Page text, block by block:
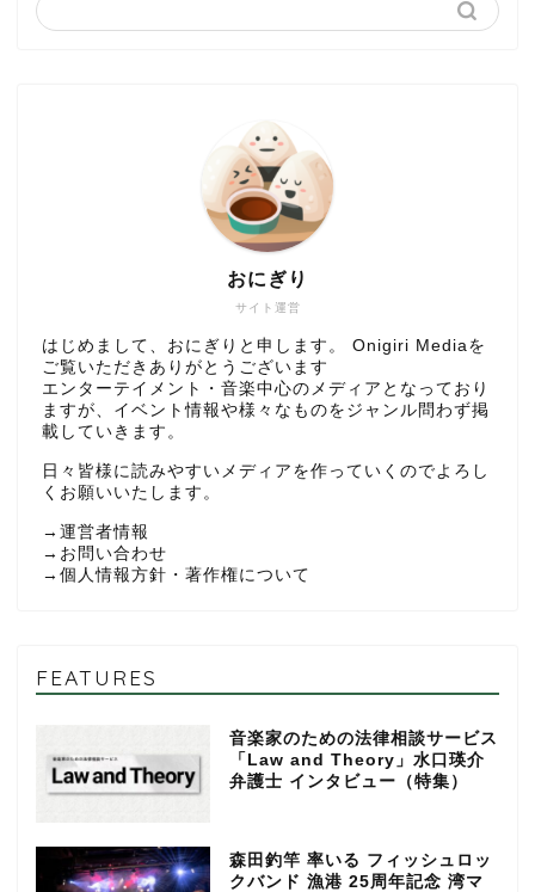
サイト運営
おにぎり
はじめまして、おにぎりと申します。 Onigiri Mediaを
ご覧いただきありがとうございます
エンターテイメント・音楽中心のメディアとなっており
ますが、イベント情報や様々なものをジャンル問わず掲
載していきます。
日々皆様に読みやすいメディアを作っていくのでよろし
くお願いいたします。
→ 運営者情報
→ お問い合わせ
→ 個人情報方針・著作権について
FEATURES
音楽家のための法律相談サービス
「Law and Theory」水口瑛介
弁護士 インタビュー（特集）
森田釣竿 率いる フィッシュロッ
クバンド 漁港 25周年記念 湾マ